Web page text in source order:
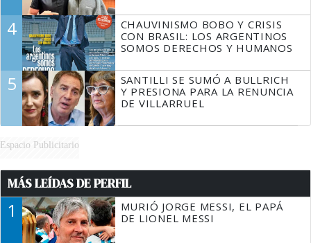
4
CHAUVINISMO BOBO Y CRISIS
CON BRASIL: LOS ARGENTINOS
SOMOS DERECHOS Y HUMANOS
5
SANTILLI SE SUMÓ A BULLRICH
Y PRESIONA PARA LA RENUNCIA
DE VILLARRUEL
Espacio Publicitario
MÁS LEÍDAS DE PERFIL
1
MURIÓ JORGE MESSI, EL PAPÁ
DE LIONEL MESSI